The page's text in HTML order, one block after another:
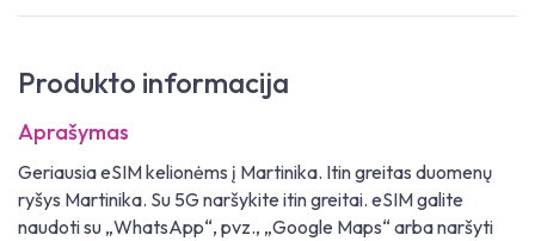
Produkto informacija
Aprašymas
Geriausia eSIM kelionėms į Martinika. Itin greitas duomenų
ryšys Martinika. Su 5G naršykite itin greitai. eSIM galite
naudoti su „WhatsApp“, pvz., „Google Maps“ arba naršyti